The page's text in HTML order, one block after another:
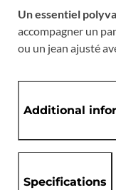
Un essentiel
accompagner un
ou un jean ajusté
Additional
Specifications